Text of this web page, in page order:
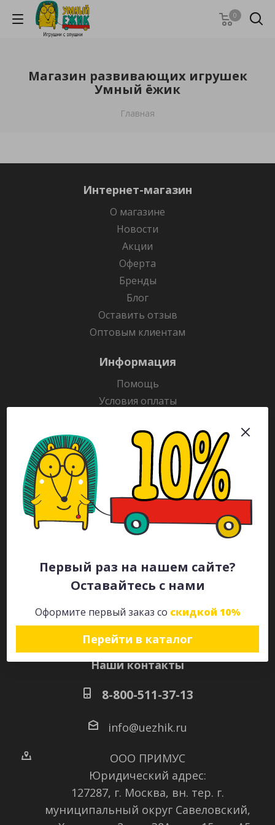
Первый раз на нашем сайте?
Оставайтесь с нами
Оформите первый заказ со скидкой 10%
Перейти в каталог
0
Магазин развивающих игрушек
Умный ёжик
Главная
Интернет-магазин
О магазине
Новости
Акции
Оферта
Бренды
Блог
Оставить отзыв
Оптовым клиентам
Информация
Помощь
Условия оплаты
Гарантия на товар
Раскраски
Рекламодателям
Каталог
Будьте всегда в курсе!
Наши контакты
8-800-511-37-13
info@uezhik.ru
ООО ПРИМУС
Юридический адрес:
127287, г. Москва, вн. тер. г.
муниципальный округ Савеловский,